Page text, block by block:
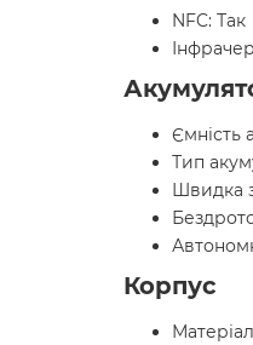
NFC: Так
Ємність
Тип
Швидка
Корпус